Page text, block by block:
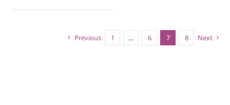
Previous 1 … 6 7 8 Next